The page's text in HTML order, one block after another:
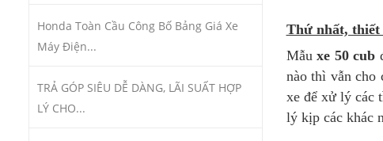
Honda Toàn Cầu Công Bố Bảng Giá Xe
Máy Điện...
TRẢ GÓP SIÊU DỄ DÀNG, LÃI SUẤT HỢP
LÝ CHO...
Thứ nhất, thiết
Mẫuxe 50 cub
nào thì vẫn cho
xe để xử lý các
lý kịp các khác